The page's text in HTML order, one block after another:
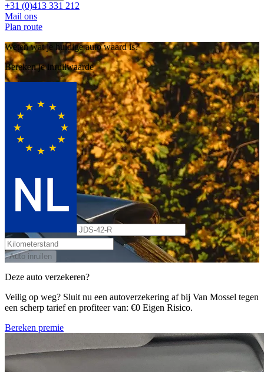
+31 (0)413 331 212
Mail ons
Plan route
Weten wat je huidige auto waard is?
Bereken je inruilwaarde
Auto inruilen
Deze auto verzekeren?
Veilig op weg? Sluit nu een autoverzekering af bij Van Mossel tegen
een scherp tarief en profiteer van: €0 Eigen Risico.
Bereken premie